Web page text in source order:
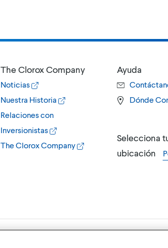
The Clorox Company
Noticias
Nuestra Historia
Relaciones con
Inversionistas
The Clorox Company
Ayuda
Dónde
Selecciona
ubicación